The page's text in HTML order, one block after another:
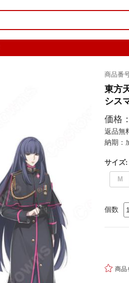
商品番
東方
シス
価格：
返品無
納期：
サイズ:
M
個数
 商品